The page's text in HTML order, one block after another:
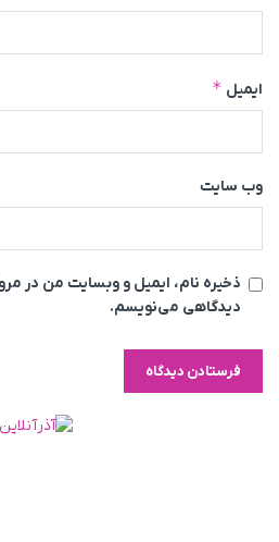
ایمیل *
وب‌ سایت
ذخیره نام، ایمیل و وبسایت من در
دیدگاهی می‌نویسم.